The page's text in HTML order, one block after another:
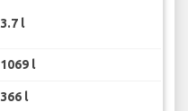
3.7 l
1069 l
366 l